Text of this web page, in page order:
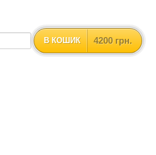
В КОШИК 4200 грн.